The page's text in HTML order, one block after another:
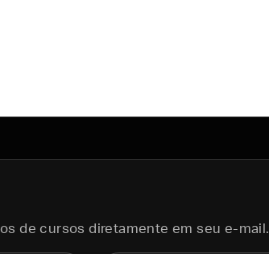
de cursos diretamente em seu e-mail.